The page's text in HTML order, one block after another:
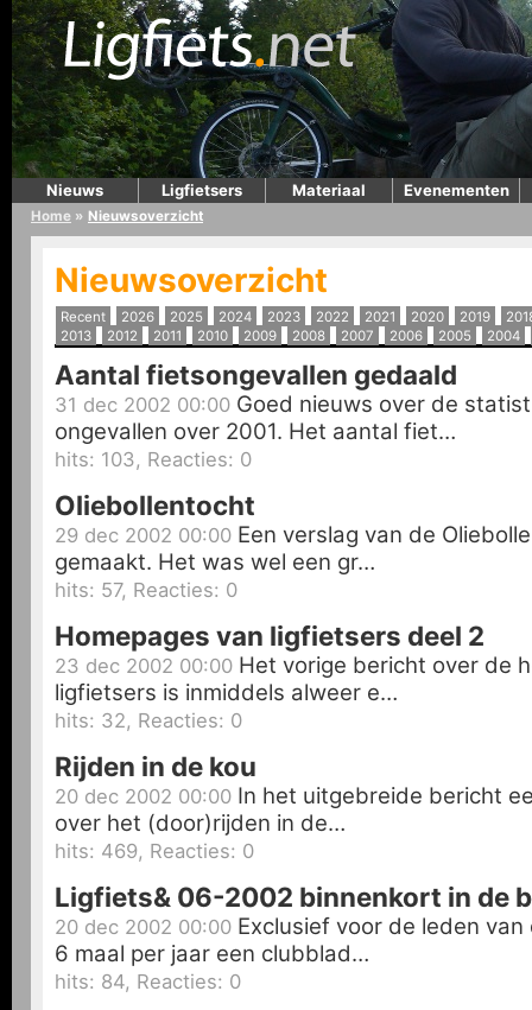
Nieuws Ligfietsers Materiaal Evenementen
Home » Nieuwsoverzicht
Nieuwsoverzicht
Recent 2026 2025 2024 2023 2022 2021 2020 2019
2013
2012 2011 2010 2009 2008 2007 2006 2005 2004
Aantal fietsongevallen gedaald
31 dec 2002 00:00 Goed nieuws over de
ongevallen over 2001. Het aantal fiet…
hits: 103, Reacties: 0
Oliebollentocht
29 dec 2002 00:00 Een verslag van de
gemaakt. Het was wel een gr…
hits: 57, Reacties: 0
Homepages van ligfietsers deel 2
23 dec 2002 00:00 Het vorige bericht over de
ligfietsers is inmiddels alweer e…
hits: 32, Reacties: 0
Rijden in de kou
20 dec 2002 00:00 In het uitgebreide bericht
over het (door)rijden in de…
hits: 469, Reacties: 0
Ligfiets& 06-2002 binnenkort in de
20 dec 2002 00:00 Exclusief voor de leden
6 maal per jaar een clubblad…
hits: 84, Reacties: 0